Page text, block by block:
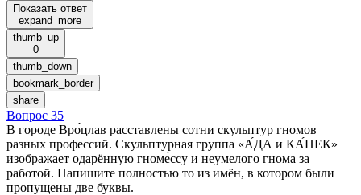
Показать ответ
expand_more
thumb_up
0
thumb_down
bookmark_border
share
Вопрос 35
В городе Вро́цлав расставлены сотни скульптур гномов
разных профессий. Скульптурная группа «А́ДА и КА́ПЕК»
изображает одарённую гноме́ссу и неумелого гнома за
работой. Напишите полностью то из имён, в котором были
пропущены две буквы.